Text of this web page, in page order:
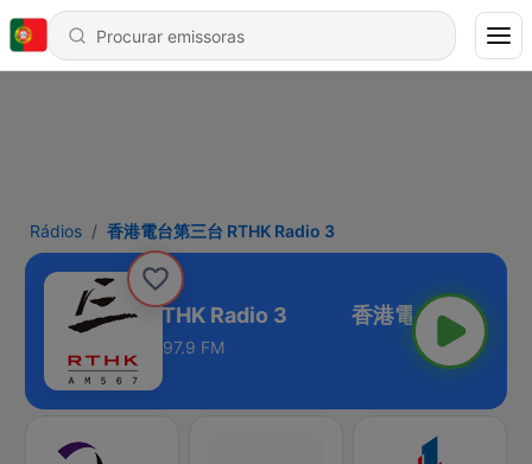
Rádios 香港電台第三台 RTHK Radio 3
港電台第三台 RTHK Radio 3
97.9 FM